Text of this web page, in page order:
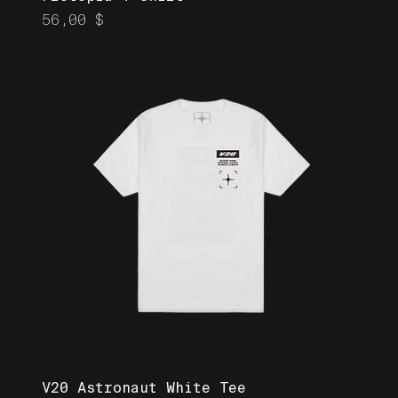
Prix
56,00 $
V20 Astronaut White Tee